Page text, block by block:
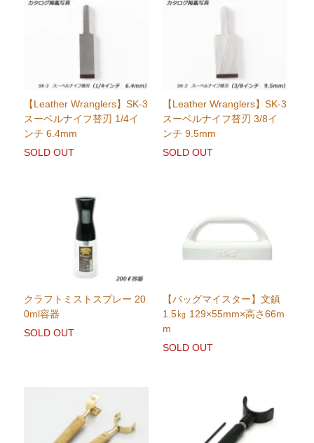
【Leather Wranglers】SK-3
スーベルナイフ替刃 1/4イ
ンチ 6.4mm
SOLD OUT
【Leather Wranglers】SK-3
スーベルナイフ替刃 3/8イ
ンチ 9.5mm
SOLD OUT
クラフトミストスプレー 20
0ml容器
SOLD OUT
【バッグマイスター】文鎮
1.5㎏ 129×55mm×高さ66m
m
SOLD OUT